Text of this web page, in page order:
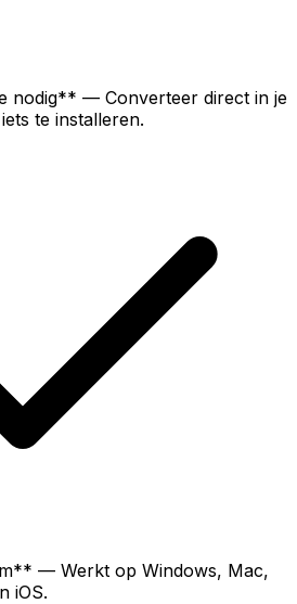
nodig** — Converteer direct in je
te installeren.
— Werkt op Windows, Mac,
iOS.